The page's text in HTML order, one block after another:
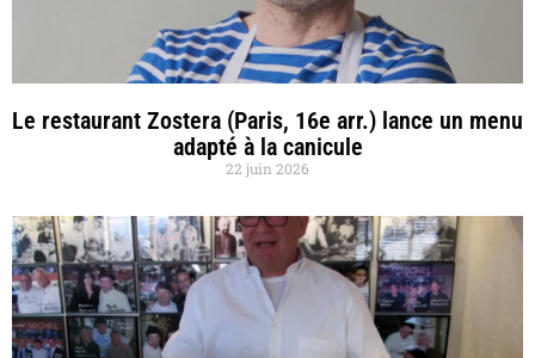
Le restaurant Zostera (Paris, 16e arr.) lance un menu
adapté à la canicule
22 juin 2026